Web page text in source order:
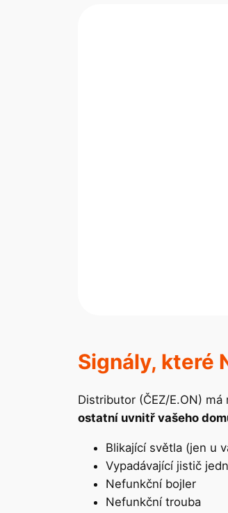
Signály, které
Distributor (ČEZ/E.ON)
ostatní uvnitř vašeho
Blikající světla (jen u
Vypadávající jistič
Nefunkční bojler
Nefunkční trouba